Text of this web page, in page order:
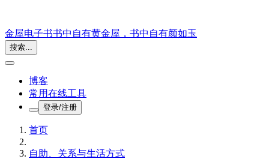
金屋电子书书中自有黄金屋，书中自有颜如玉
搜索...
博客
常用在线工具
登录/注册
首页
自助、关系与生活方式